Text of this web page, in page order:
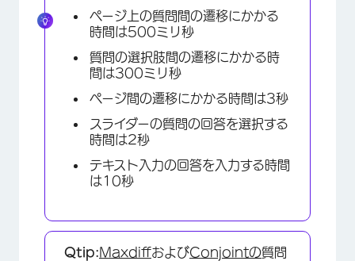
ページ上の質問間の遷移にかかる
時間は500ミリ秒
質問の選択肢間の遷移にかかる時
間は300ミリ秒
ページ間の遷移にかかる時間は3秒
スライダーの質問の回答を選択する
時間は2秒
テキスト入力の回答を入力する時間
は10秒
Qtip:MaxdiffおよびConjointの質問